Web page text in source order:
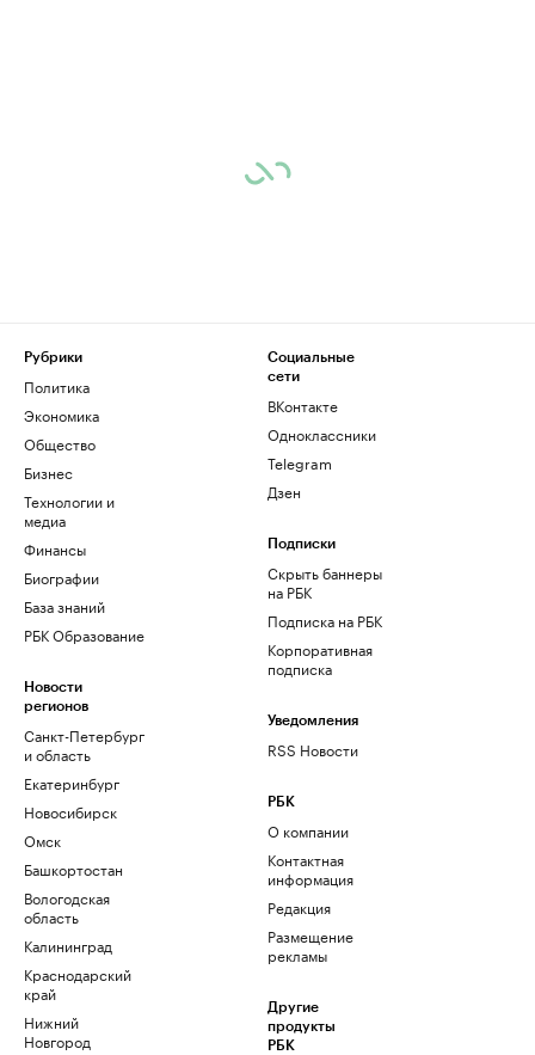
Рубрики
Политика
Экономика
Общество
Бизнес
Технологии и
медиа
Финансы
Биографии
База знаний
РБК Образование
Новости
регионов
Санкт-Петербург
и область
Екатеринбург
Новосибирск
Омск
Башкортостан
Вологодская
область
Калининград
Краснодарский
край
Нижний
Новгород
Социальные
сети
ВКонтакте
Одноклассники
Telegram
Дзен
Подписки
Скрыть баннеры
на РБК
Подписка на РБК
Корпоративная
подписка
Уведомления
RSS Новости
РБК
О компании
Контактная
информация
Редакция
Размещение
рекламы
Другие
продукты
РБК